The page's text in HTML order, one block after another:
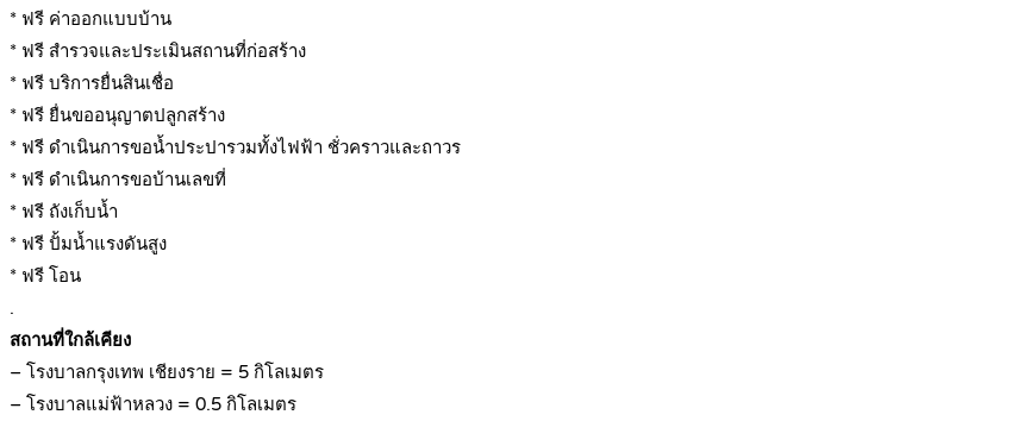
* ฟรี ค่าออกแบบบ้าน
* ฟรี สำรวจและประเมินสถานที่ก่อสร้าง
* ฟรี บริการยื่นสินเชื่อ
* ฟรี ยื่นขออนุญาตปลูกสร้าง
* ฟรี ดำเนินการขอน้ำประปารวมทั้งไฟฟ้า ชั่วคราวและถาวร
* ฟรี ดำเนินการขอบ้านเลขที่
* ฟรี ถังเก็บน้ำ
* ฟรี ปั้มน้ำแรงดันสูง
* ฟรี โอน
.
สถานที่ใกล้เคียง
– โรงบาลกรุงเทพ เชียงราย = 5 กิโลเมตร
– โรงบาลแม่ฟ้าหลวง = 0.5 กิโลเมตร